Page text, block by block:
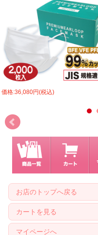
価格:36,080円(税込)
お店のトップへ戻る
カートを見る
マイページへ